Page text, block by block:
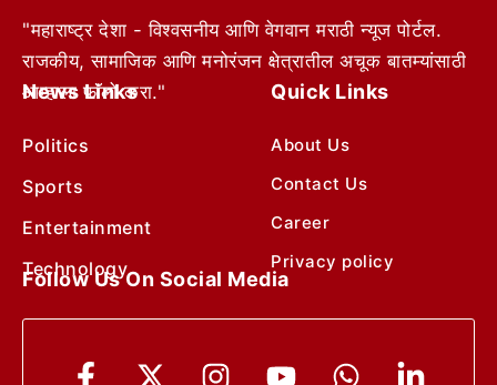
"महाराष्ट्र देशा - विश्वसनीय आणि वेगवान मराठी न्यूज पोर्टल.
राजकीय, सामाजिक आणि मनोरंजन क्षेत्रातील अचूक बातम्यांसाठी
आम्हाला फॉलो करा."
News Links
Politics
Sports
Entertainment
Technology
Quick Links
About Us
Contact Us
Career
Privacy policy
Follow Us On Social Media